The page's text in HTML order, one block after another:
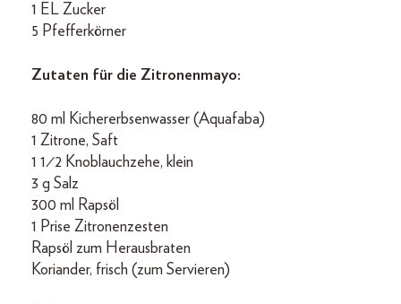
1 EL Zucker
5 Pfefferkörner
Zutaten für die Zitronenmayo:
80 ml Kichererbsenwasser (Aquafaba)
1 Zitrone, Saft
1 1⁄2 Knoblauchzehe, klein
3 g Salz
300 ml Rapsöl
1 Prise Zitronenzesten
Rapsöl zum Herausbraten
Koriander, frisch (zum Servieren)